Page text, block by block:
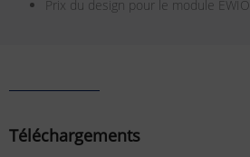
Prix du design pour le module EWIO
Téléchargements